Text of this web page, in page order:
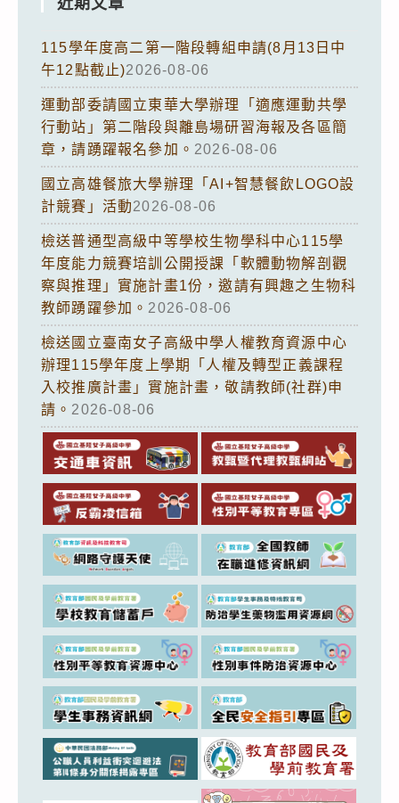
115學年度高二第一階段轉組申請(8月13日中
午12點截止)2026-08-06
運動部委請國立東華大學辦理「適應運動共學
行動站」第二階段與離島場研習海報及各區簡
章，請踴躍報名參加。 2026-08-06
國立高雄餐旅大學辦理「AI+智慧餐飲LOGO設
計競賽」活動2026-08-06
檢送普通型高級中等學校生物學科中心115學
年度能力競賽培訓公開授課「軟體動物解剖觀
察與推理」實施計畫1份，邀請有興趣之生物科
教師踴躍參加。 2026-08-06
檢送國立臺南女子高級中學人權教育資源中心
辦理115學年度上學期「人權及轉型正義課程
入校推廣計畫」實施計畫，敬請教師(社群)申
請。 2026-08-06